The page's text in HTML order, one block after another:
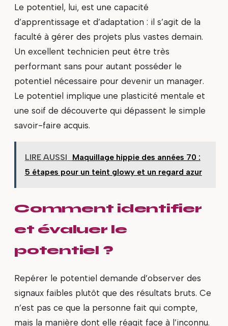
Le potentiel, lui, est une capacité
d’apprentissage et d’adaptation : il s’agit de la
faculté à gérer des projets plus vastes demain.
Un excellent technicien peut être très
performant sans pour autant posséder le
potentiel nécessaire pour devenir un manager.
Le potentiel implique une plasticité mentale et
une soif de découverte qui dépassent le simple
savoir-faire acquis.
LIRE AUSSI
Maquillage hippie des années 70 :
5 étapes pour un teint glowy et un regard azur
Comment identifier
et évaluer le
potentiel ?
Repérer le potentiel demande d’observer des
signaux faibles plutôt que des résultats bruts. Ce
n’est pas ce que la personne fait qui compte,
mais la manière dont elle réagit face à l’inconnu.